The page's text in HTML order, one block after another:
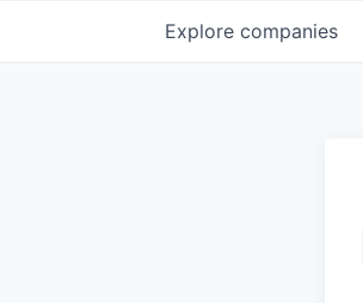
Explore companies